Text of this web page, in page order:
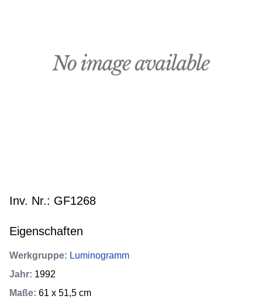
Inv. Nr.: GF1268
Eigenschaften
Werkgruppe: Luminogramm
Jahr: 1992
Maße: 61 x 51,5 cm